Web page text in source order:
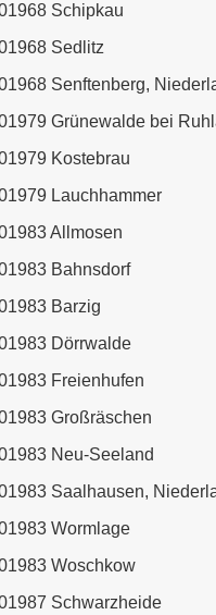
Schipkau
Sedlitz
Senftenberg,
Grünewalde bei
Kostebrau
Lauchhammer
Allmosen
Bahnsdorf
Barzig
Dörrwalde
Freienhufen
Großräschen
Neu-Seeland
Saalhausen,
Wormlage
Woschkow
Schwarzheide